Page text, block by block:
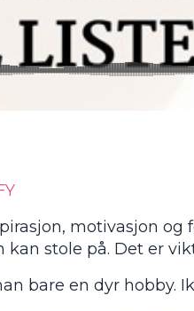
motivasjon
stole på. Det er
bare en dyr hobby.